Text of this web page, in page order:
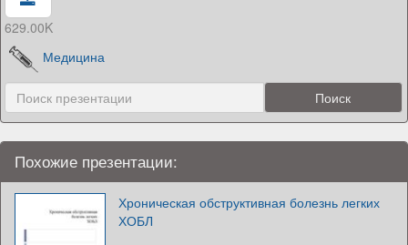
629.00K
Медицина
Похожие презентации:
Хроническая обструктивная болезнь легких
ХОБЛ